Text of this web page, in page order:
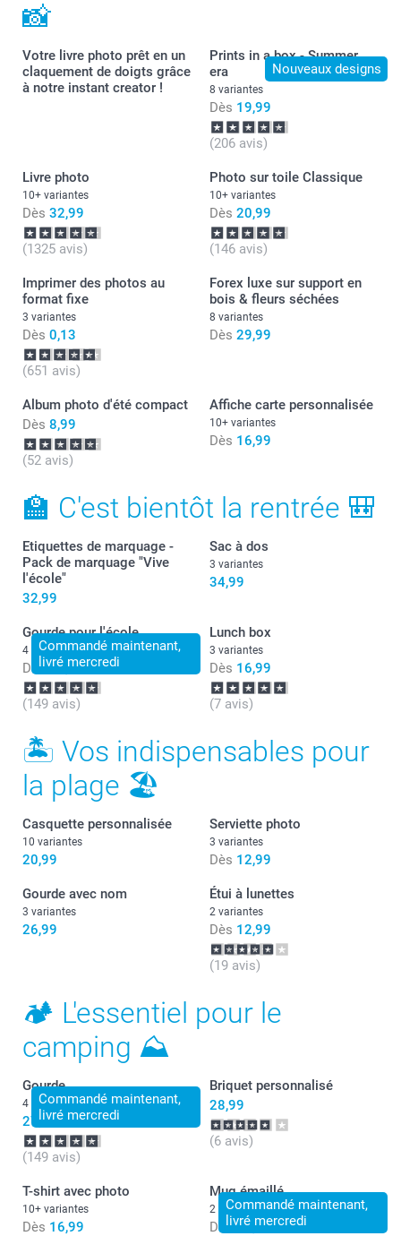
📸
Votre livre photo prêt en un
claquement de doigts grâce
à notre instant creator !
Nouveaux designs
Prints in a box - Summer
era
8 variantes
Dès 19,99
(206 avis)
Livre photo
10+ variantes
Dès 32,99
(1325 avis)
Photo sur toile Classique
10+ variantes
Dès 20,99
(146 avis)
Imprimer des photos au
format fixe
3 variantes
Dès 0,13
(651 avis)
Forex luxe sur support en
bois & fleurs séchées
8 variantes
Dès 29,99
Album photo d'été compact
Dès 8,99
(52 avis)
Affiche carte personnalisée
10+ variantes
Dès 16,99
🏫 C'est bientôt la rentrée 🎒
Etiquettes de marquage -
Pack de marquage "Vive
l'école"
32,99
Sac à dos
3 variantes
34,99
Commandé maintenant,
livré mercredi
Gourde pour l'école
4 variantes
Dès 24,99
(149 avis)
Lunch box
3 variantes
Dès 16,99
(7 avis)
🏝 Vos indispensables pour
la plage 🏖
Casquette personnalisée
10 variantes
20,99
Serviette photo
3 variantes
Dès 12,99
Gourde avec nom
3 variantes
26,99
Étui à lunettes
2 variantes
Dès 12,99
(19 avis)
🏕 L'essentiel pour le
camping ⛰
Commandé maintenant,
livré mercredi
Gourde
4 variantes
27,99
(149 avis)
Briquet personnalisé
28,99
(6 avis)
T-shirt avec photo
10+ variantes
Dès 16,99
Commandé maintenant,
livré mercredi
Mug émaillé
2 variantes
Dès 15,99